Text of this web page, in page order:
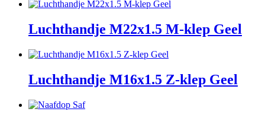
Luchthandje M22x1.5 M-klep Geel
Luchthandje M16x1.5 Z-klep Geel